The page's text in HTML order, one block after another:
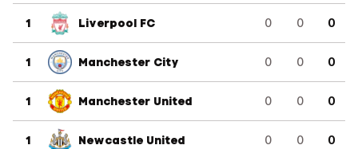
1 Liverpool FC 0 0 0
1 Manchester City 0 0 0
1 Manchester United 0 0 0
1 Newcastle United 0 0 0